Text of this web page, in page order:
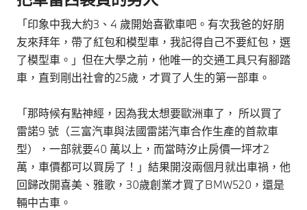
「印象中我大約3、4 歲開始喜歡車吧。有次我爸的好朋
友來拜年，帶了紅包和模型車，我記得自己不要紅包，選
了模型車。」但在大學之前，他唯一的交通工具只有腳踏
車，直到剛出社會的25歲，才買了人生的第一部車。
「那時候有點神經，因為我太想要歐洲車了， 所以買了
雷諾9 號（三富汽車與法國雷諾汽車合作生產的首款車
型），一部就要40 萬以上，而當時汐止房價一坪才2
萬，車價都可以買房了！」結果開沒兩個月就出車禍，他
回歸改開喜美、雅歌，30歲創業才買了BMW520，還是
輛中古車。